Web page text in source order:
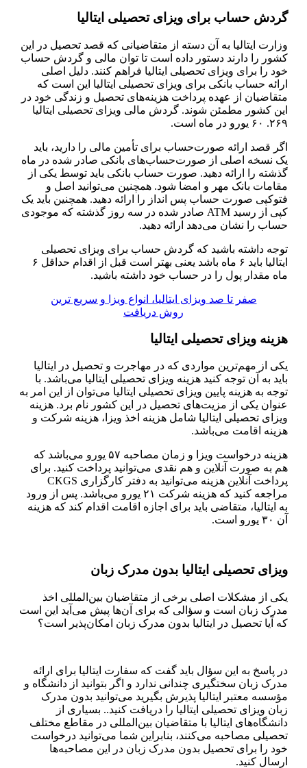
گردش حساب برای ویزای تحصیلی ایتالیا
وزارت ایتالیا به آن دسته از متقاضیانی که قصد تحصیل در این
کشور را دارند دستور داده است تا توان مالی و گردش حساب
خود را برای ویزای تحصیلی ایتالیا فراهم کنند. دلیل اصلی
ارائه حساب بانکی برای ویزای تحصیلی ایتالیا این است که
متقاضیان از عهده پرداخت هزینه‌های تحصیل و زندگی خود در
این کشور مطمئن شوند. گردش مالی ویزای تحصیلی ایتالیا
۲۶۹. ۶۰ یورو در ماه است.
اگر قصد ارائه صورت‌حساب برای تأمین مالی را دارید، باید
یک نسخه اصلی از صورت‌حساب‌های بانکی صادر شده در ماه
گذشته را ارائه دهید. صورت حساب بانکی باید توسط یکی از
مقامات بانک مهر و امضا شود. همچنین می‌توانید اصل و
فتوکپی صورت حساب پس انداز را ارائه دهید. همچنین باید یک
کپی از رسید ATM صادر شده در سه روز گذشته که موجودی
حساب را نشان می‌دهد ارائه دهید.
توجه داشته باشید که گردش حساب برای ویزای تحصیلی
ایتالیا باید ۶ ماه باشد یعنی بهتر است قبل از اقدام حداقل ۶
ماه مقدار پول را در حساب خود داشته باشید.
صفر تا صد ویزای ایتالیا، انواع ویزا و سریع ترین
روش دریافت
هزینه ویزای تحصیلی ایتالیا
یکی از مهم‌ترین مواردی که در مهاجرت و تحصیل در ایتالیا
باید به آن توجه کنید هزینه ویزای تحصیلی ایتالیا می‌باشد. با
توجه به هزینه پایین ویزای تحصیلی ایتالیا می‌توان از این امر به
عنوان یکی از مزیت‌های تحصیل در این کشور نام برد. هزینه
ویزای تحصیلی ایتالیا شامل هزینه اخذ ویزا، هزینه شرکت و
هزینه اقامت می‌باشد.
هزینه درخواست ویزا و زمان مصاحبه ۵۷ یورو می‌باشد که
هم به صورت آنلاین و هم نقدی می‌توانید پرداخت کنید. برای
پرداخت آنلاین هزینه می‌توانید به دفتر کارگزاری CKGS
مراجعه کنید که هزینه شرکت ۲۱ یورو می‌باشد. پس از ورود
به ایتالیا، متقاضی باید برای اجازه اقامت اقدام کند که هزینه
آن ۳۰ یورو است.
ویزای تحصیلی ایتالیا بدون مدرک زبان
یکی از مشکلات اصلی برخی از متقاضیان بین‌المللی اخذ
مدرک زبان است و سؤالی که برای آن‌ها پیش می‌آید این است
که آیا تحصیل در ایتالیا بدون مدرک زبان امکان‌پذیر است؟
در پاسخ به این سؤال باید گفت که سفارت ایتالیا برای ارائه
مدرک زبان سختگیری چندانی ندارد و اگر بتوانید از دانشگاه و
مؤسسه معتبر ایتالیا پذیرش بگیرید می‌توانید بدون مدرک
زبان ویزای تحصیلی ایتالیا را دریافت کنید.. بسیاری از
دانشگاه‌های ایتالیا با متقاضیان بین‌المللی در مقاطع مختلف
تحصیلی مصاحبه می‌کنند، بنابراین شما می‌توانید درخواست
خود را برای تحصیل بدون مدرک زبان در این مصاحبه‌ها
ارسال کنید.